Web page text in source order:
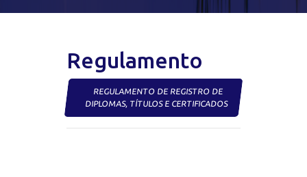
Regulamento
REGULAMENTO DE REGISTRO DE
DIPLOMAS, TÍTULOS E CERTIFICADOS